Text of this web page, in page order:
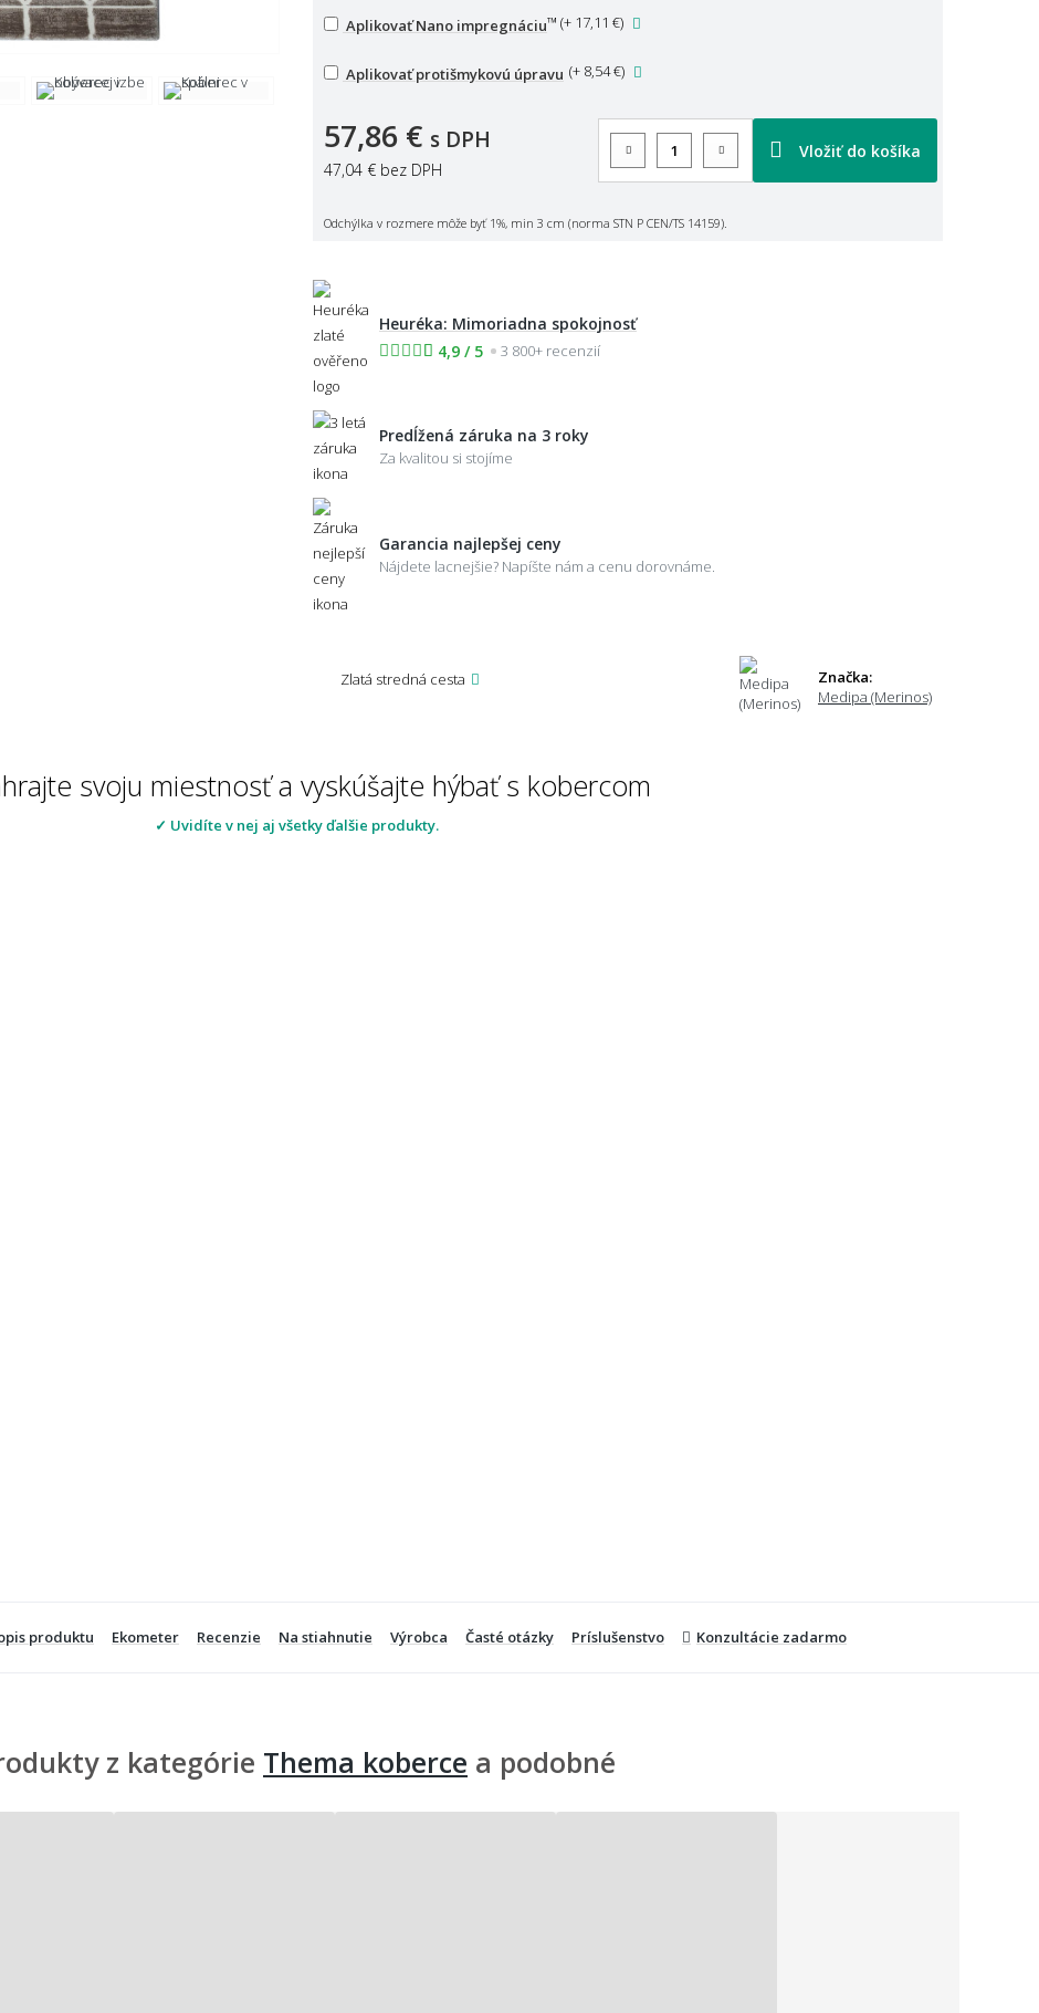
Aplikovať Nano impregnáciu™ (+ 17,11 €)
Aplikovať protišmykovú úpravu (+ 8,54 €)
57,86 € s DPH
47,04 € bez DPH
Vložiť do košíka
Odchýlka v rozmere môže byť 1%, min 3 cm (norma STN P CEN/TS 14159).
Heuréka: Mimoriadna spokojnosť
4,9 / 5
3 800+ recenzií
Predĺžená záruka na 3 roky
Za kvalitou si stojíme
Garancia najlepšej ceny
Nájdete lacnejšie? Napíšte nám a cenu dorovnáme.
Zlatá stredná cesta
Značka:
Medipa (Merinos)
svoju miestnosť a vyskúšajte hýbať s kobercom
✓ Uvidíte v nej aj všetky ďalšie produkty.
produktu Ekometer Recenzie Na stiahnutie Výrobca Časté otázky Príslušenstvo Konzultácie zadarmo
z kategórie Thema koberce a podobné